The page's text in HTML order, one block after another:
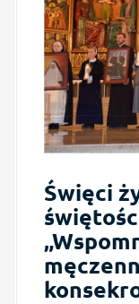
Święci